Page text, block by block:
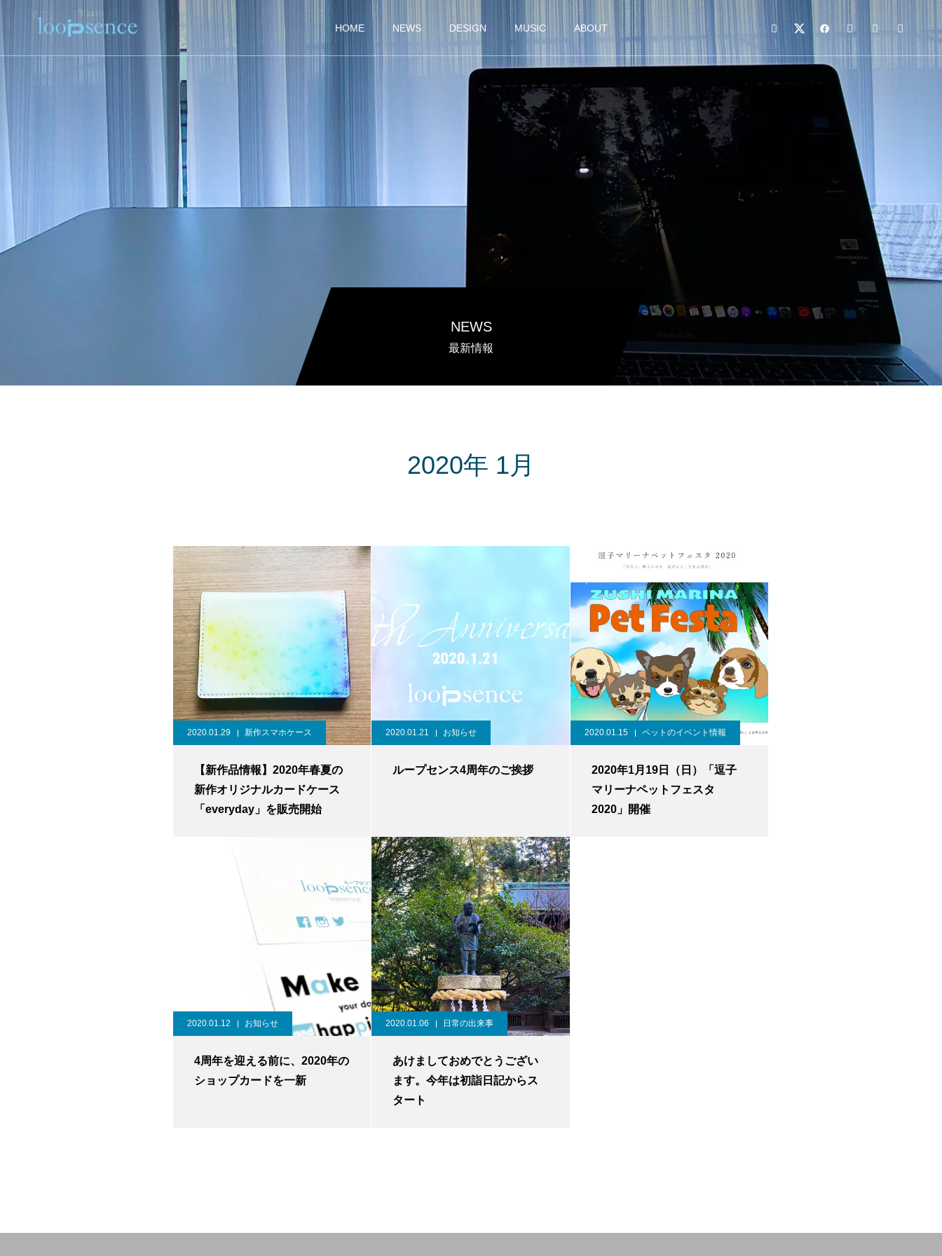
HOME NEWS DESIGN MUSIC ABOUT
NEWS
最新情報
2020年 1月
2020.01.29 新作スマホケース
【新作品情報】2020年春夏の
新作オリジナルカードケース
「everyday」を販売開始
2020.01.21 お知らせ
ループセンス4周年のご挨拶
2020.01.15 ペットのイベント情報
2020年1月19日（日）「逗子
マリーナペットフェスタ
2020」開催
2020.01.12 お知らせ
4周年を迎える前に、2020年の
ショップカードを一新
2020.01.06 日常の出来事
あけましておめでとうござい
ます。今年は初詣日記からス
タート